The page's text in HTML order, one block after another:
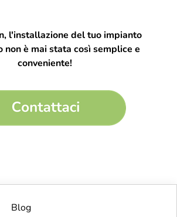
l'installazione del tuo impianto
non è mai stata così semplice e
conveniente!
Blog